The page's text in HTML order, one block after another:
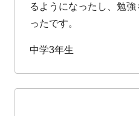
るようになったし、勉
ったです。
中学3年生